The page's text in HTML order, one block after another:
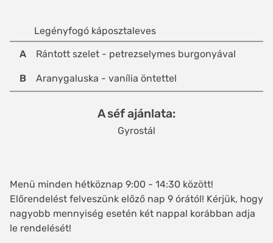
A Rántott szelet - petrezselymes burgonyával
B Aranygaluska - vanília öntettel
Legényfogó káposztaleves
A séf ajánlata
Gyrostál
Menü minden hétköznap 9:00 - 14:30 között!
Előrendelést felveszünk előző nap 9 órától! Kérjük, hogy
nagyobb mennyiség esetén két nappal korábban adja
le rendelését!